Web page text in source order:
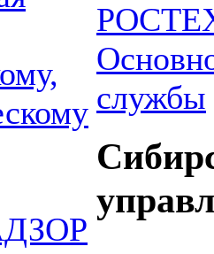
службы